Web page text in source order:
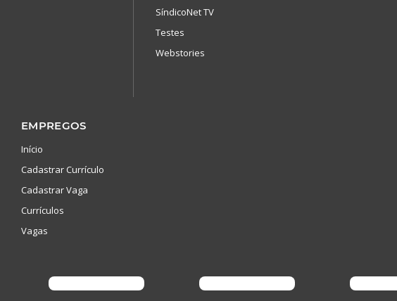
SíndicoNet TV
Testes
Webstories
EMPREGOS
Início
Cadastrar Currículo
Cadastrar Vaga
Currículos
Vagas